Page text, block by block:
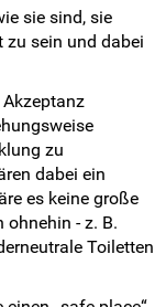
sie sind, sie
zu sein und dabei
zu
dabei ein
es keine große
ohnehin - z. B.
Toiletten